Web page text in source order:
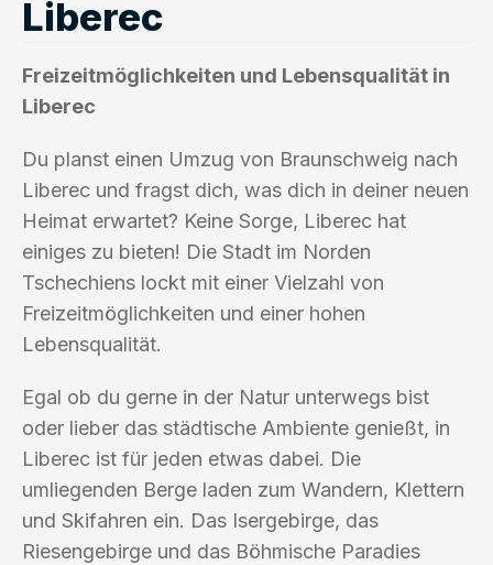
Liberec
Freizeitmöglichkeiten und Lebensqualität in
Liberec
Du planst einen Umzug von Braunschweig nach
Liberec und fragst dich, was dich in deiner neuen
Heimat erwartet? Keine Sorge, Liberec hat
einiges zu bieten! Die Stadt im Norden
Tschechiens lockt mit einer Vielzahl von
Freizeitmöglichkeiten und einer hohen
Lebensqualität.
Egal ob du gerne in der Natur unterwegs bist
oder lieber das städtische Ambiente genießt, in
Liberec ist für jeden etwas dabei. Die
umliegenden Berge laden zum Wandern, Klettern
und Skifahren ein. Das Isergebirge, das
Riesengebirge und das Böhmische Paradies